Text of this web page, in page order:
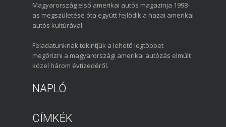
Magyarország első amerikai autós magazinja 1998-
as megszületése óta együtt fejlődik a hazai amerikai
autós kultúrával.
Feladatunknak tekintjük a lehető legtöbbet
megőrizni a magyarországi amerikai autózás elmúlt
közel három évtizedéről.
NAPLÓ
CÍMKÉK